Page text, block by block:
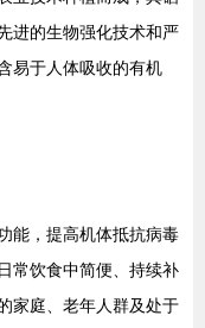
进的生物强化技术和严
易于人体吸收的有机
能，提高机体抵抗病毒
常饮食中简便、持续补
家庭、老年人群及处于